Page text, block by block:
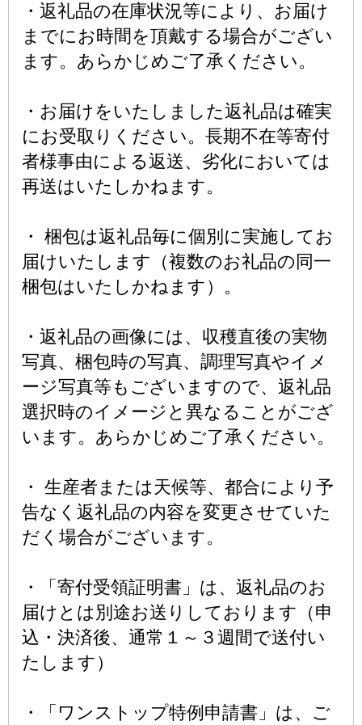
・返礼品の在庫状況等により、お届け
までにお時間を頂戴する場合がござい
ます。あらかじめご了承ください。
・お届けをいたしました返礼品は確実
にお受取りください。長期不在等寄付
者様事由による返送、劣化においては
再送はいたしかねます。
・ 梱包は返礼品毎に個別に実施してお
届けいたします（複数のお礼品の同一
梱包はいたしかねます）。
・返礼品の画像には、収穫直後の実物
写真、梱包時の写真、調理写真やイメ
ージ写真等もございますので、返礼品
選択時のイメージと異なることがござ
います。あらかじめご了承ください。
・ 生産者または天候等、都合により予
告なく返礼品の内容を変更させていた
だく場合がございます。
・「寄付受領証明書」は、返礼品のお
届けとは別途お送りしております（申
込・決済後、通常１～３週間で送付い
たします）
・「ワンストップ特例申請書」は、ご